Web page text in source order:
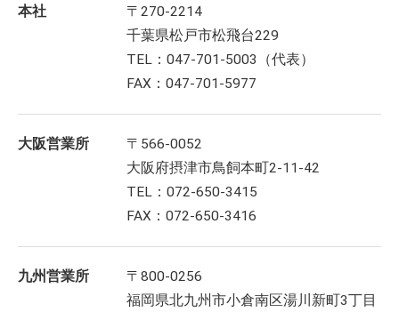
本社
〒270-2214
千葉県松戸市松飛台229
TEL：047-701-5003（代表）
FAX：047-701-5977
大阪営業所
〒566-0052
大阪府摂津市鳥飼本町2-11-42
TEL：072-650-3415
FAX：072-650-3416
九州営業所
〒800-0256
福岡県北九州市小倉南区湯川新町3丁目